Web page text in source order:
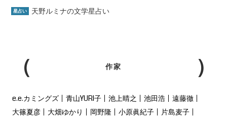
星占い 天野ルミナの文学星占い
作家
e.e.カミングズ 青山YURI子 池上晴之 池田浩
遠藤徹
大篠夏彦
大畑ゆかり 岡野隆 小原眞紀子
片島麦子